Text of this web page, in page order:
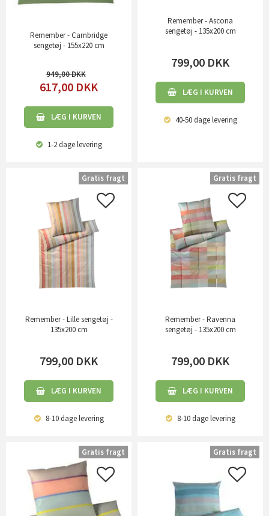
Remember - Cambridge
sengetøj - 155x220 cm
949,00
617,00 DKK
LÆG I KURVEN
1-2 dagelevering
Remember - Ascona
sengetøj - 135x200 cm
799,00 DKK
LÆG I KURVEN
40-50 dagelevering
Remember - Lille sengetøj -
135x200 cm
799,00 DKK
LÆG I KURVEN
8-10 dagelevering
Gratis fragt
Remember - Ravenna
sengetøj - 135x200 cm
799,00 DKK
LÆG I KURVEN
8-10 dagelevering
Gratis fragt
Gratis fragt Gratis fragt